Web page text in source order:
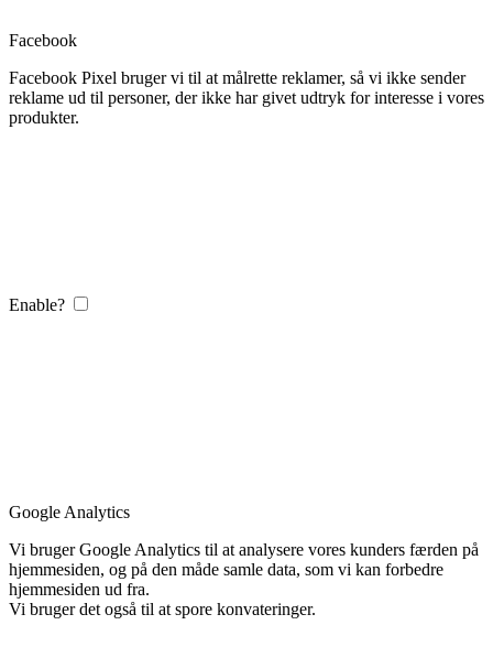
Facebook
Facebook Pixel bruger vi til at målrette reklamer, så vi ikke sender
reklame ud til personer, der ikke har givet udtryk for interesse i vores
produkter.
Enable?
Google Analytics
Vi bruger Google Analytics til at analysere vores kunders færden på
hjemmesiden, og på den måde samle data, som vi kan forbedre
hjemmesiden ud fra.
Vi bruger det også til at spore konvateringer.